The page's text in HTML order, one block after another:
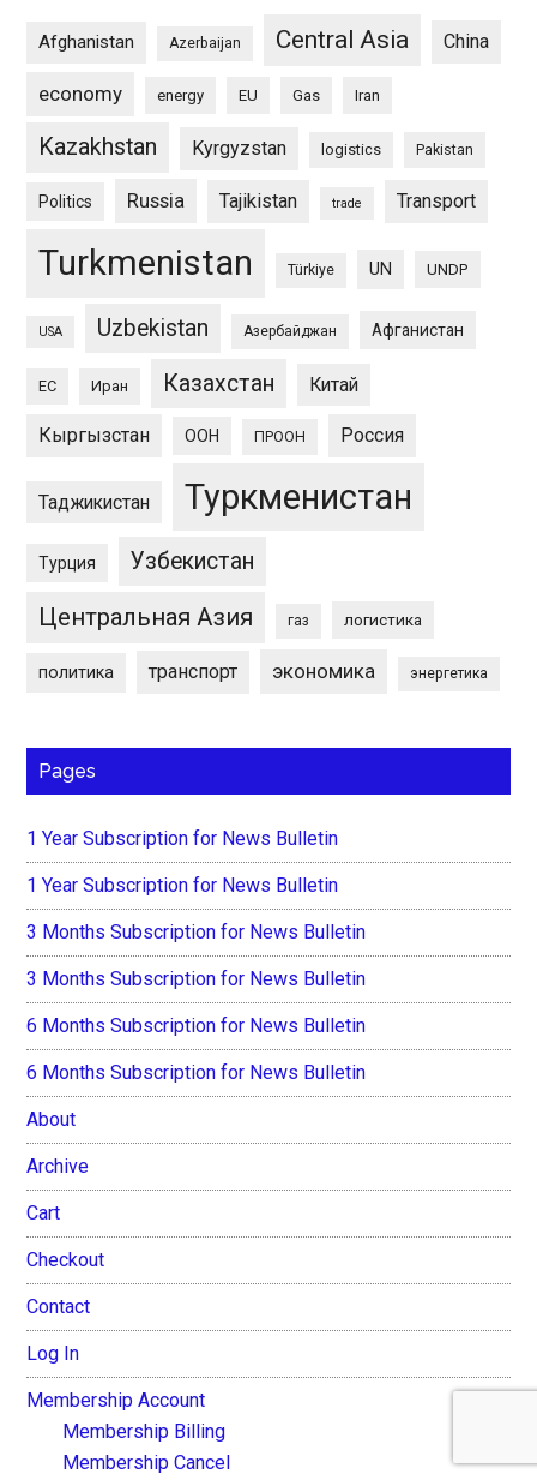
Afghanistan Azerbaijan Central Asia China
economy energy EU Gas Iran
Kazakhstan Kyrgyzstan logistics Pakistan
Politics Russia Tajikistan trade Transport
Turkmenistan Türkiye UN UNDP
USA Uzbekistan Азербайджан Афганистан
ЕС Иран Казахстан Китай
Кыргызстан ООН ПРООН Россия
Таджикистан Туркменистан
Турция Узбекистан
Центральная Азия газ логистика
политика транспорт экономика энергетика
Pages
1 Year Subscription for News Bulletin
1 Year Subscription for News Bulletin
3 Months Subscription for News Bulletin
3 Months Subscription for News Bulletin
6 Months Subscription for News Bulletin
6 Months Subscription for News Bulletin
About
Archive
Cart
Checkout
Contact
Log In
Membership Account
Membership Billing
Membership Cancel